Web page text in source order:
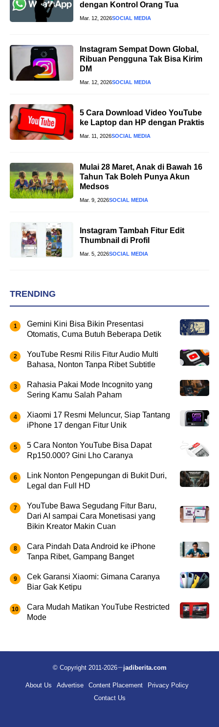
dengan Kontrol Orang Tua
Mar. 12, 2026SOCIAL MEDIA
Instagram Sempat Down Global,
Ribuan Pengguna Tak Bisa Kirim
DM
Mar. 12, 2026SOCIAL MEDIA
5 Cara Download Video YouTube
ke Laptop dan HP dengan Praktis
Mar. 11, 2026SOCIAL MEDIA
Mulai 28 Maret, Anak di Bawah 16
Tahun Tak Boleh Punya Akun
Medsos
Mar. 9, 2026SOCIAL MEDIA
Instagram Tambah Fitur Edit
Thumbnail di Profil
Mar. 5, 2026SOCIAL MEDIA
TRENDING
Gemini Kini Bisa Bikin Presentasi
Otomatis, Cuma Butuh Beberapa Detik
YouTube Resmi Rilis Fitur Audio Multi
Bahasa, Nonton Tanpa Ribet Subtitle
Rahasia Pakai Mode Incognito yang
Sering Kamu Salah Paham
Xiaomi 17 Resmi Meluncur, Siap Tantang
iPhone 17 dengan Fitur Unik
5 Cara Nonton YouTube Bisa Dapat
Rp150.000? Gini Lho Caranya
Link Nonton Pengepungan di Bukit Duri,
Legal dan Full HD
YouTube Bawa Segudang Fitur Baru,
Dari AI sampai Cara Monetisasi yang
Bikin Kreator Makin Cuan
Cara Pindah Data Android ke iPhone
Tanpa Ribet, Gampang Banget
Cek Garansi Xiaomi: Gimana Caranya
Biar Gak Ketipu
Cara Mudah Matikan YouTube Restricted
Mode
© Copyright 2011-2026 jadiberita.com
About Us Advertise Content Placement
Privacy Policy
Contact Us